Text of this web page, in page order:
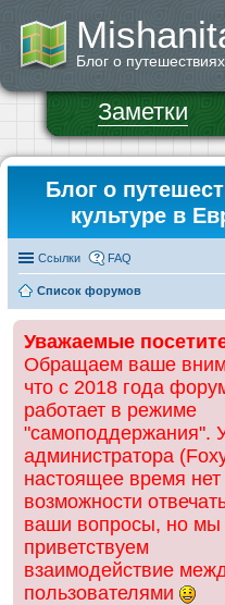
Блог о
Заметки
Блог о
культуре в
Ссылки FAQ
Список форумов
Уважаемые
Обращаем ваше
что с 2018 года
работает в режиме
"самоподдержания".
администратора
настоящее время нет
возможности
ваши вопросы, но мы
приветствуем
взаимодействие
пользователями